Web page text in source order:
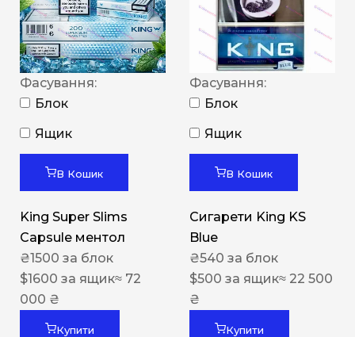
Фасування:
Блок
Ящик
В Кошик
King Super Slims
Capsule ментол
₴1500 за блок
$1600 за ящик≈ 72
000 ₴
Купити
Фасування:
Блок
Ящик
В Кошик
Сигарети King KS
Blue
₴540 за блок
$500 за ящик≈ 22 500
₴
Купити